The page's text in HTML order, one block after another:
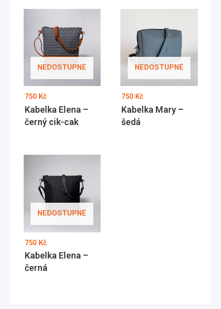
NEDOSTUPNÉ
750 Kč
Kabelka Elena –
černý cik-cak
NEDOSTUPNÉ
750 Kč
Kabelka Mary –
šedá
NEDOSTUPNÉ
750 Kč
Kabelka Elena –
černá